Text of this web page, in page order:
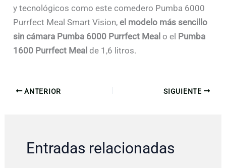
y tecnológicos como este comedero Pumba 6000
Purrfect Meal Smart Vision,el modelo más sencillo
sin cámara Pumba 6000 Purrfect Meal o el Pumba
1600 Purrfect Meal de 1,6 litros.
ANTERIOR SIGUIENTE
Entradas relacionadas